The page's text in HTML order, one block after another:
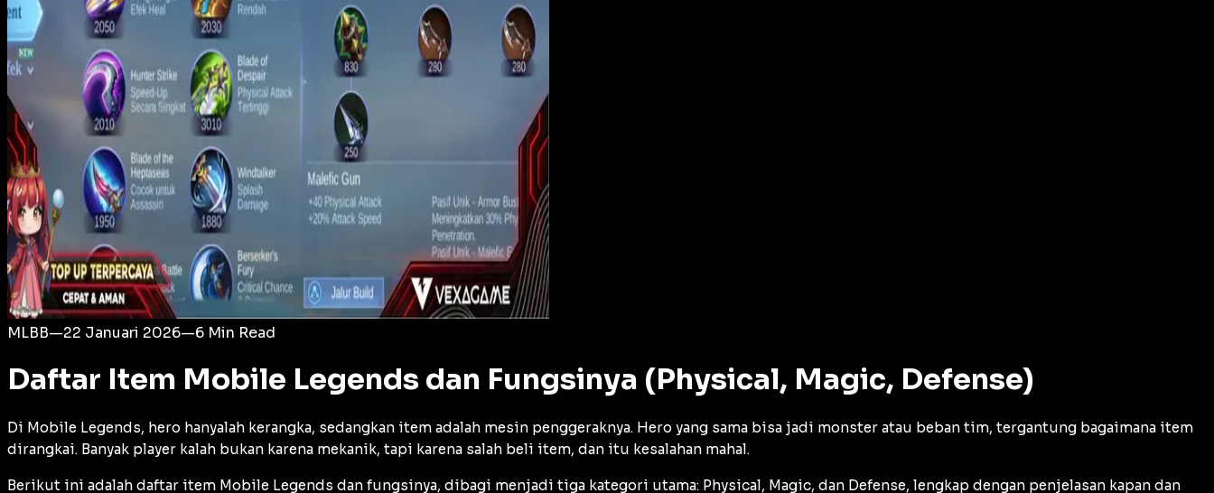
MLBB—22 Januari 2026—6 Min Read
Daftar Item Mobile Legends dan Fungsinya (Physical, Magic, Defense)
Di Mobile Legends, hero hanyalah kerangka, sedangkan item adalah mesin penggeraknya. Hero yang sama bisa jadi monster atau beban tim, tergantung bagaimana item
dirangkai. Banyak player kalah bukan karena mekanik, tapi karena salah beli item, dan itu kesalahan mahal.
Berikut ini adalah daftar item Mobile Legends dan fungsinya, dibagi menjadi tiga kategori utama: Physical, Magic, dan Defense, lengkap dengan penjelasan kapan dan